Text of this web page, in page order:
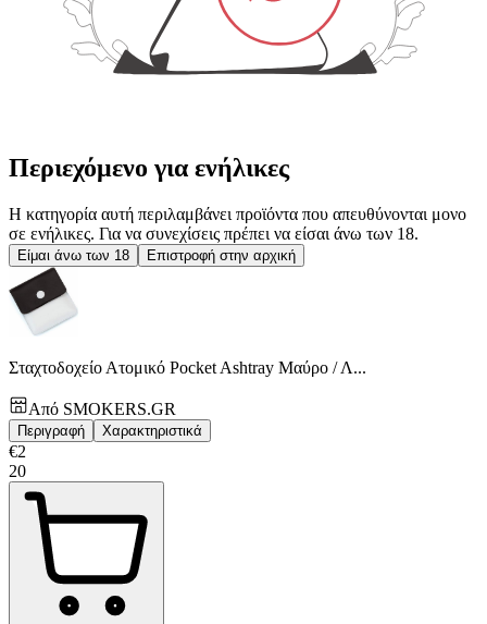
Περιεχόμενο για ενήλικες
Η κατηγορία αυτή περιλαμβάνει προϊόντα που απευθύνονται μονο
σε ενήλικες. Για να συνεχίσεις πρέπει να είσαι άνω των 18.
Είμαι άνω των 18 Επιστροφή στην αρχική
Σταχτοδοχείο Ατομικό Pocket Ashtray Μαύρο / Λ...
Από SMOKERS.GR
Περιγραφή Χαρακτηριστικά
€2
20